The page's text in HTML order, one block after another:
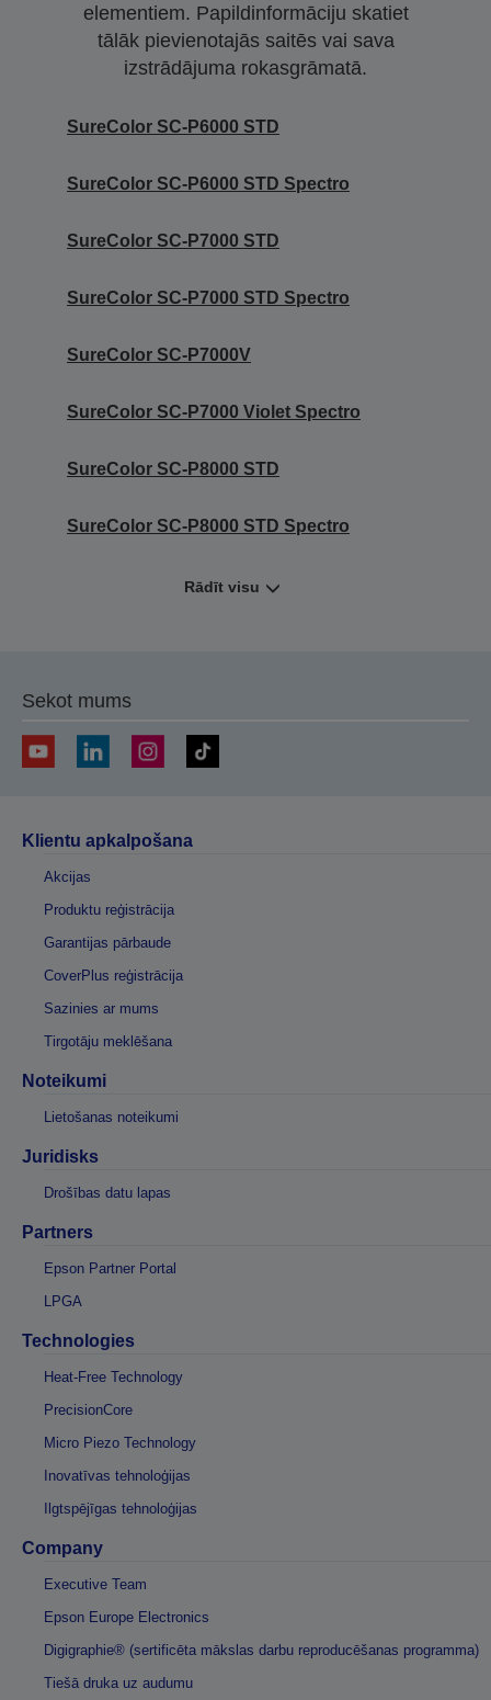
elementiem. Papildinformāciju skatiet
tālāk pievienotajās saitēs vai sava
izstrādājuma rokasgrāmatā.
SureColor SC-P6000 STD
SureColor SC-P6000 STD Spectro
SureColor SC-P7000 STD
SureColor SC-P7000 STD Spectro
SureColor SC-P7000V
SureColor SC-P7000 Violet Spectro
SureColor SC-P8000 STD
SureColor SC-P8000 STD Spectro
Rādīt visu
Sekot mums
Klientu apkalpošana
Akcijas
Produktu reģistrācija
Garantijas pārbaude
CoverPlus reģistrācija
Sazinies ar mums
Tirgotāju meklēšana
Noteikumi
Lietošanas noteikumi
Juridisks
Drošības datu lapas
Partners
Epson Partner Portal
LPGA
Technologies
Heat-Free Technology
PrecisionCore
Micro Piezo Technology
Inovatīvas tehnoloģijas
Ilgtspējīgas tehnoloģijas
Company
Executive Team
Epson Europe Electronics
Digigraphie® (sertificēta mākslas darbu reproducēšanas programma)
Tiešā druka uz audumu